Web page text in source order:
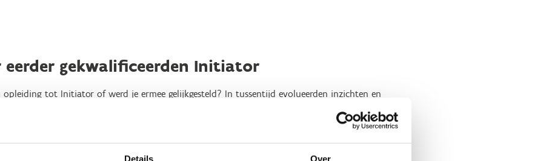
Details Over
eerder gekwalificeerden Initiator
opleiding tot Initiator of werd je ermee gelijkgesteld? In tussentijd evolueerden inzichten en
het vroegere Algemeen Gedeelte Initiator (Module 1) om naar Start 2 Coach, met een state of
didactische basisprincipes rond verantwoord training geven. En deze inzichten delen